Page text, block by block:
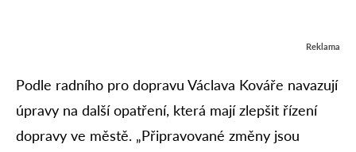
Reklama
Podle radního pro dopravu Václava Kováře navazují
úpravy na další opatření, která mají zlepšit řízení
dopravy ve městě. „Připravované změny jsou